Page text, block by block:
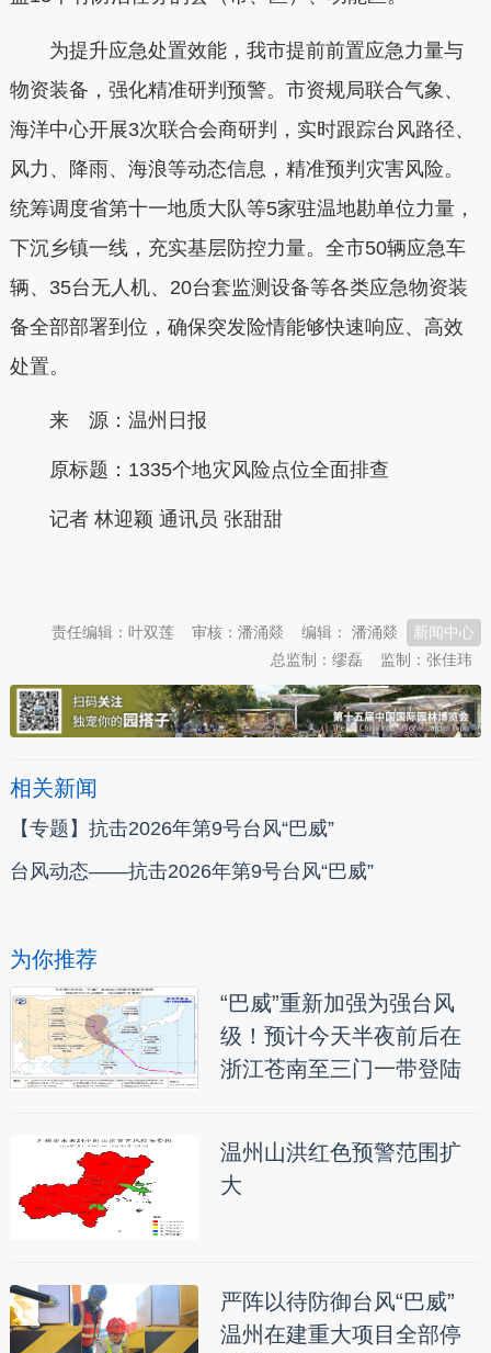
为提升应急处置效能，我市提前前置应急力量与
物资装备，强化精准研判预警。市资规局联合气象、
海洋中心开展3次联合会商研判，实时跟踪台风路径、
风力、降雨、海浪等动态信息，精准预判灾害风险。
统筹调度省第十一地质大队等5家驻温地勘单位力量，
下沉乡镇一线，充实基层防控力量。全市50辆应急车
辆、35台无人机、20台套监测设备等各类应急物资装
备全部部署到位，确保突发险情能够快速响应、高效
处置。
来 源：温州日报
原标题： 1335个地灾风险点位全面排查
记者 林迎颖 通讯员 张甜甜
新闻中心
编辑： 潘涌燚
审核：潘涌燚
责任编辑：叶双莲
监制：张佳玮
总监制：缪磊
相关新闻
【专题】抗击2026年第9号台风“巴威”
台风动态——抗击2026年第9号台风“巴威”
为你推荐
“巴威”重新加强为强台风
级！预计今天半夜前后在
浙江苍南至三门一带登陆
温州山洪红色预警范围扩
大
严阵以待防御台风“巴威”
温州在建重大项目全部停